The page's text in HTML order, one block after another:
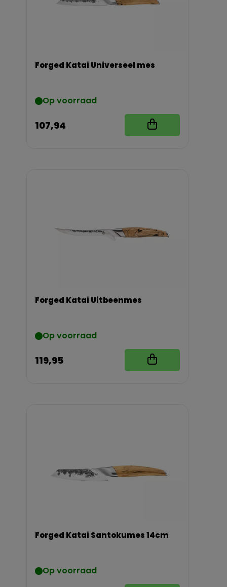
Forged Katai Universeel mes
Op voorraad
107,94
Forged Katai Uitbeenmes
Op voorraad
119,95
Forged Katai Santokumes 14cm
Op voorraad